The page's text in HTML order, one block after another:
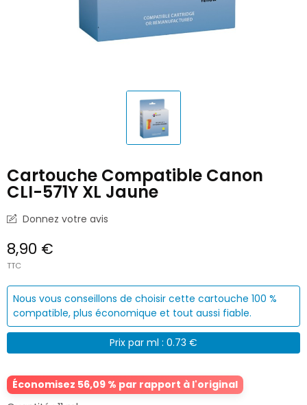
Cartouche Compatible Canon
CLI-571Y XL Jaune
Donnez votre avis
8,90 €
TTC
Nous vous conseillons de choisir cette cartouche 100 %
compatible, plus économique et tout aussi fiable.
Prix par ml : 0.73 €
Économisez 56,09 % par rapport à l'original